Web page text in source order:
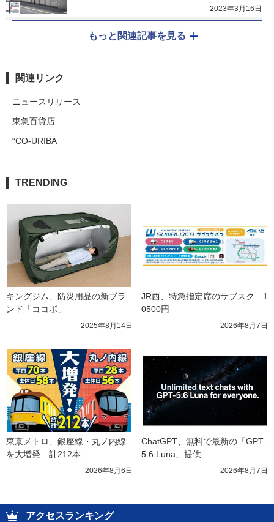
2023年3月16日
もっと関連記事を見る
関連リンク
ニュースリリース
東急百貨店
“CO-URIBA
TRENDING
キングジム、防災用品の新ブラ
ンド「ココボ」
2025年8月14日
JR西、特急指定席のサブスク　1
0500円
2026年8月7日
東京メトロ、銀座線・丸ノ内線
を大増発　計212本
2026年8月6日
ChatGPT、無料で最新の「GPT-
5.6 Luna」提供
2026年8月7日
アクセスランキング